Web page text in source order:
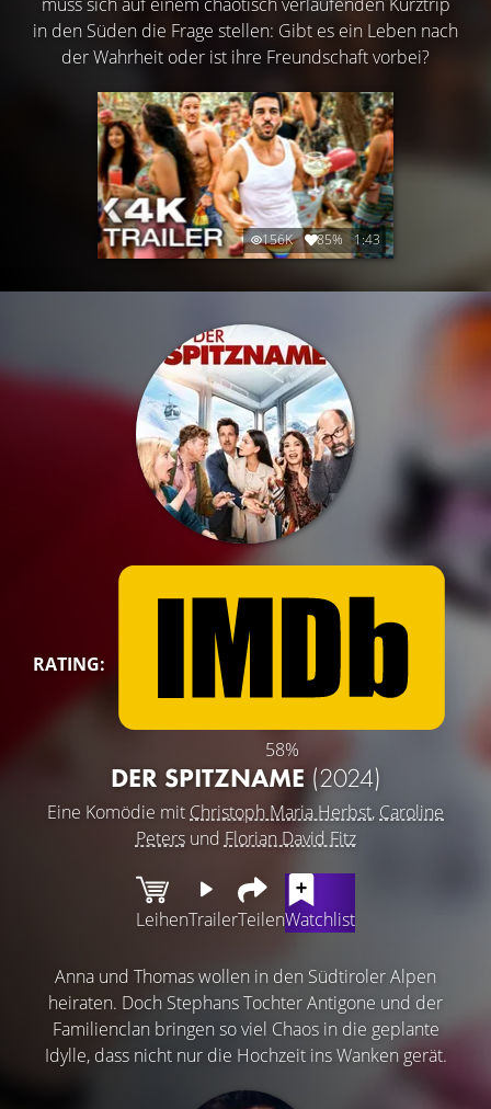
in den Süden die Frage stellen: Gibt es ein Leben nach
der Wahrheit oder ist ihre Freundschaft vorbei?
156K 85% 1:43
RATING:
58%
DER SPITZNAME (2024)
Eine Komödie mit Christoph Maria Herbst, Caroline
Petersund Florian David Fitz
LeihenTrailerTeilenWatchlist
Anna und Thomas wollen in den Südtiroler Alpen
heiraten. Doch Stephans Tochter Antigone und der
Familienclan bringen so viel Chaos in die geplante
Idylle, dass nicht nur die Hochzeit ins Wanken gerät.